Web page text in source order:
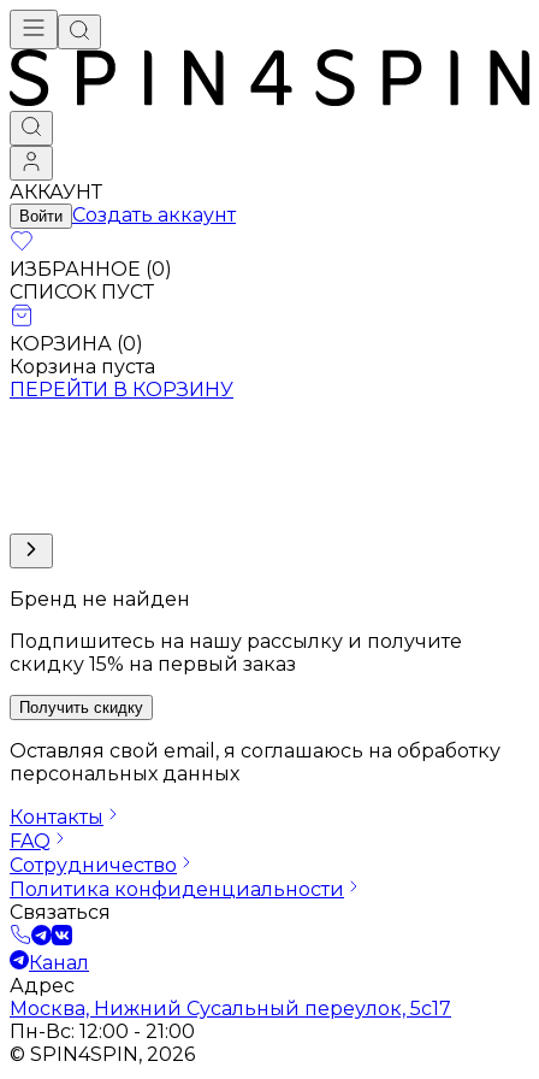
АККАУНТ
Войти Создать аккаунт
ИЗБРАННОЕ (0)
СПИСОК ПУСТ
КОРЗИНА (0)
Корзина пуста
ПЕРЕЙТИ В КОРЗИНУ
Бренд не найден
Подпишитесь на нашу рассылку и получите
скидку 15% на первый заказ
Получить скидку
Оставляя свой email, я соглашаюсь на обработку
персональных данных
Контакты
FAQ
Сотрудничество
Политика конфиденциальности
Связаться
Канал
Адрес
Москва, Нижний Сусальный переулок, 5с17
Пн-Вс: 12:00 - 21:00
© SPIN4SPIN, 2026
Брендовая одежда - купить в Москве